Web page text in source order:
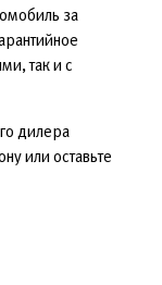
за
так и с
дилера
или оставьте